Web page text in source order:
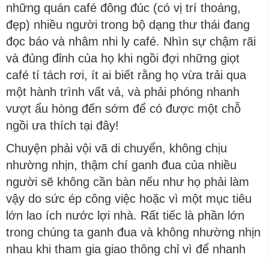
những quán café đông đúc (có vị trí thoáng,
đẹp) nhiều người trong bộ dạng thư thái đang
đọc báo và nhâm nhi ly café. Nhìn sự chậm rãi
và đủng đỉnh của họ khi ngồi đợi những giọt
café tí tách rơi, ít ai biết rằng họ vừa trải qua
một hành trình vất vả, và phải phóng nhanh
vượt ẩu hòng đến sớm để có được một chỗ
ngồi ưa thích tại đây!
Chuyện phải vội vã di chuyển, không chịu
nhường nhịn, thậm chí ganh đua của nhiều
người sẽ không cần bàn nếu như họ phải làm
vậy do sức ép công việc hoặc vì một mục tiêu
lớn lao ích nước lợi nhà. Rất tiếc là phần lớn
trong chúng ta ganh đua và không nhường nhịn
nhau khi tham gia giao thông chỉ vì để nhanh